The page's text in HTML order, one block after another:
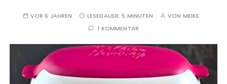
VOR 6 JAHREN LESEDAUER:5 MINUTEN VON MEIKE
1 KOMMENTAR